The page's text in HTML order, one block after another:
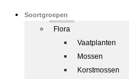
Soortgroepen
Flora
Vaatplanten
Mossen
Korstmossen